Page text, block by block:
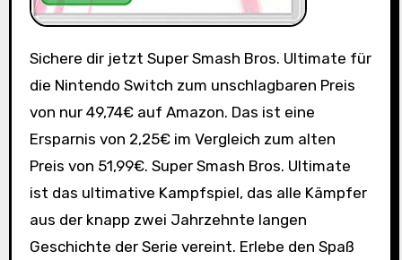
Sichere dir jetzt Super Smash Bros. Ultimate für
die Nintendo Switch zum unschlagbaren Preis
von nur 49,74€ auf Amazon. Das ist eine
Ersparnis von 2,25€ im Vergleich zum alten
Preis von 51,99€. Super Smash Bros. Ultimate
ist das ultimative Kampfspiel, das alle Kämpfer
aus der knapp zwei Jahrzehnte langen
Geschichte der Serie vereint. Erlebe den Spaß